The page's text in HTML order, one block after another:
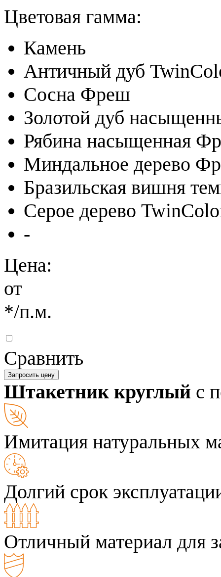
Цветовая гамма:
Камень
Античный дуб
Сосна Фреш
Золотой дуб
Рябина насыщенная
Миндальное дерево
Бразильская вишня
Серое дерево
-
Цена:
от
*/п.м.
Сравнить
Запросить цену
Штакетник круглый с
Имитация натуральных
Долгий срок
Отличный материал для